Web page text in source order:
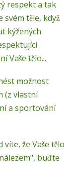
respekt a tak
těle, když
kýžených
Vaše tělo...
možnost
(z vlastní
a sportování
že Vaše tělo
buďte